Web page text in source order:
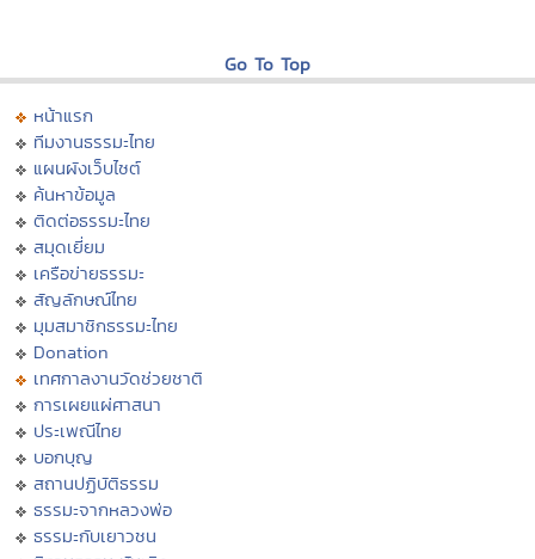
Go To Top
หน้าแรก
ทีมงานธรรมะไทย
แผนผังเว็บไซต์
ค้นหาข้อมูล
ติดต่อธรรมะไทย
สมุดเยี่ยม
เครือข่ายธรรมะ
สัญลักษณ์ไทย
มุมสมาชิกธรรมะไทย
Donation
เทศกาลงานวัดช่วยชาติ
การเผยแผ่ศาสนา
ประเพณีไทย
บอกบุญ
สถานปฏิบัติธรรม
ธรรมะจากหลวงพ่อ
ธรรมะกับเยาวชน